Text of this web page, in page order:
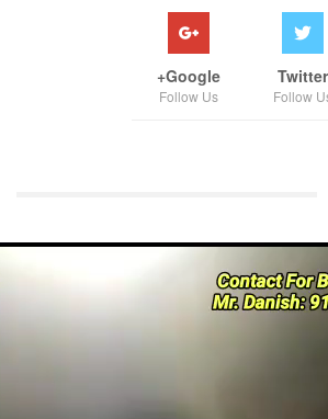
Twitter
Follow
Google+
Follow Us